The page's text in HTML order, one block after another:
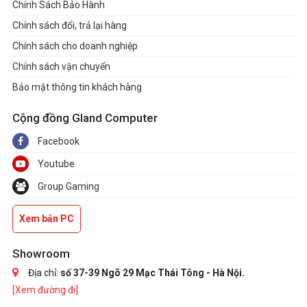
*** Ổ cứng SSD được bảo hành theo
Kỳ Hạn Bảo Hành. Truy
cậphttps://www.adata.com/vn/support/
biết thêm chi tiết.
Chính Sách Bảo Hành
Chính sách đổi, trả lại hàng
Chính sách cho doanh nghiệp
Chính sách vận chuyển
Bảo mật thông tin khách hàng
Cộng đồng Gland Computer
Facebook
Youtube
Group Gaming
Xem bản PC
Showroom
Địa chỉ: số 37-39 Ngõ 29 Mạc Thái Tông - Hà Nội.
[Xem đường đi]